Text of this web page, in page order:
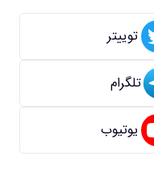
توییتر
تلگرام
یوتیوب